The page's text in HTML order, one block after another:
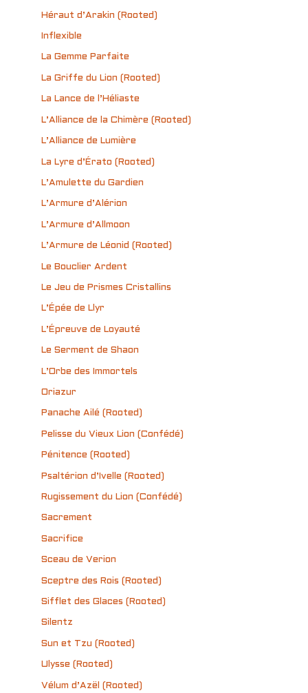
Héraut d’Arakin (Rooted)
Inflexible
La Gemme Parfaite
La Griffe du Lion (Rooted)
La Lance de l’Héliaste
L’Alliance de la Chimère (Rooted)
L’Alliance de Lumière
La Lyre d’Érato (Rooted)
L’Amulette du Gardien
L’Armure d’Alérion
L’Armure d’Allmoon
L’Armure de Léonid (Rooted)
Le Bouclier Ardent
Le Jeu de Prismes Cristallins
L’Épée de Llyr
L’Épreuve de Loyauté
Le Serment de Shaon
L’Orbe des Immortels
Oriazur
Panache Ailé (Rooted)
Pelisse du Vieux Lion (Confédé)
Pénitence (Rooted)
Psaltérion d’Ivelle (Rooted)
Rugissement du Lion (Confédé)
Sacrement
Sacrifice
Sceau de Verion
Sceptre des Rois (Rooted)
Sifflet des Glaces (Rooted)
Silentz
Sun et Tzu (Rooted)
Ulysse (Rooted)
Vélum d’Azël (Rooted)